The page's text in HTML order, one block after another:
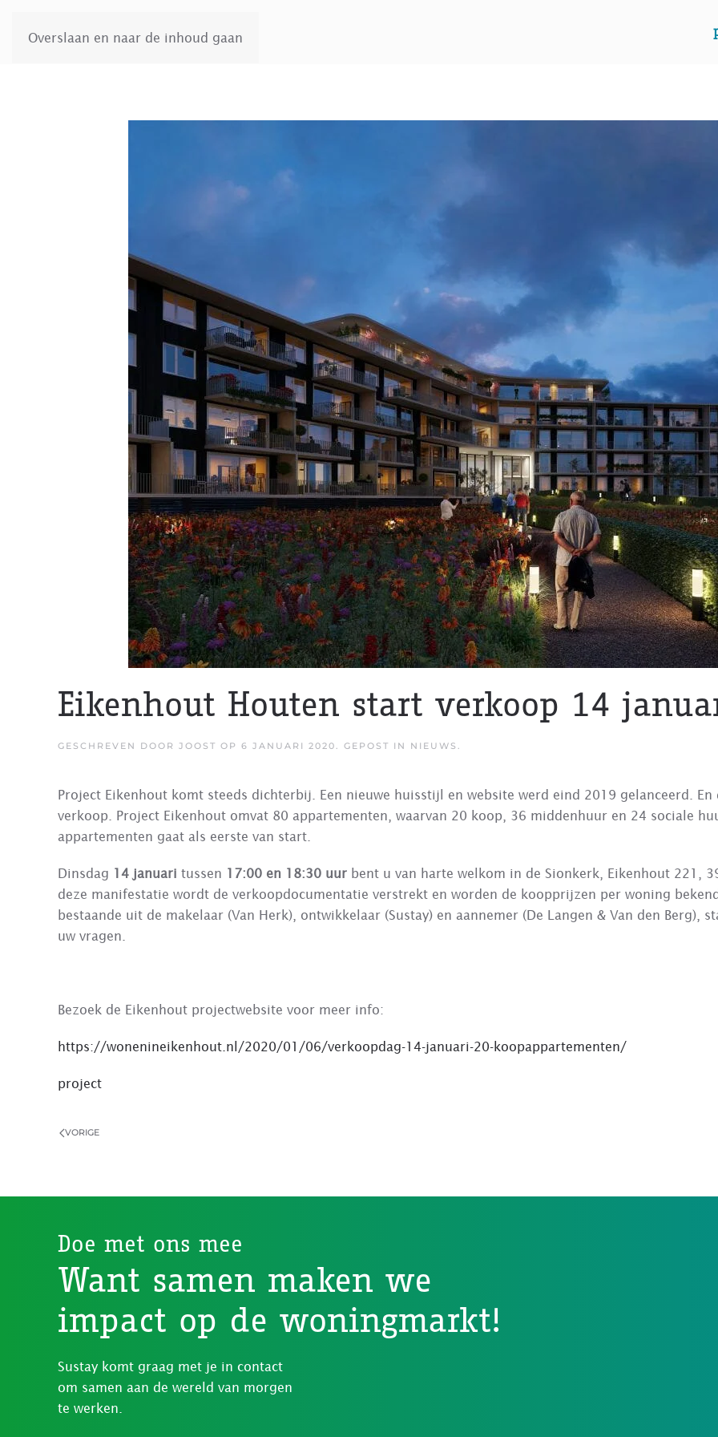
Overslaan en naar de inhoud gaan
Eikenhout Houten start verkoop 14
GESCHREVEN DOOR JOOST OP 6 JANUARI 2020. GEPOST IN NIEUWS .
Project Eikenhout komt steeds dichterbij. Een nieuwe huisstijl en website werd eind 2019 gelanceerd.
verkoop. Project Eikenhout omvat 80 appartementen, waarvan 20 koop, 36 middenhuur en 24 sociale
appartementen gaat als eerste van start.
Dinsdag 14 januari tussen 17:00 en 18:30 uur bent u van harte welkom in de Sionkerk, Eikenhout 221,
deze manifestatie wordt de verkoopdocumentatie verstrekt en worden de koopprijzen per woning
bestaande uit de makelaar (Van Herk), ontwikkelaar (Sustay) en aannemer (De Langen & Van den Berg),
uw vragen.
Bezoek de Eikenhout projectwebsite voor meer info:
https://wonenineikenhout.nl/2020/01/06/verkoopdag-14-januari-20-koopappartementen/
project
VORIGE
Doe met ons mee
Want samen maken we
impact op de woningmarkt!
Sustay komt graag met je in contact
om samen aan de wereld van morgen
te werken.